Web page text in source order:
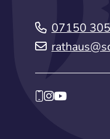
07150